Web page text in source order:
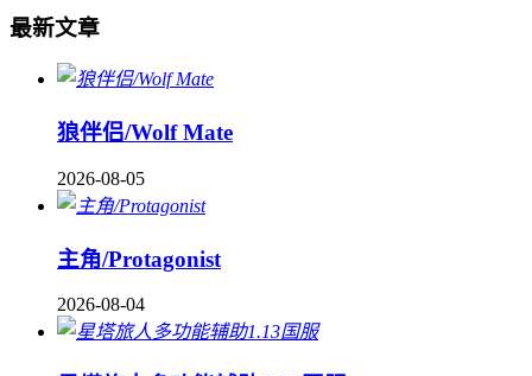
最新文章
狼伴侣/Wolf Mate
2026-08-05
主角/Protagonist
2026-08-04